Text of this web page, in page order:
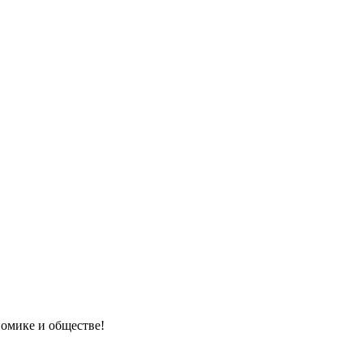
и обществе!